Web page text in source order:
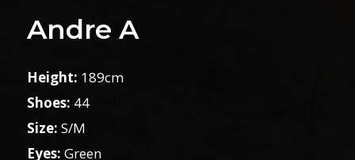
Andre A
Height: 189cm
Shoes: 44
Size: S/M
Eyes: Green